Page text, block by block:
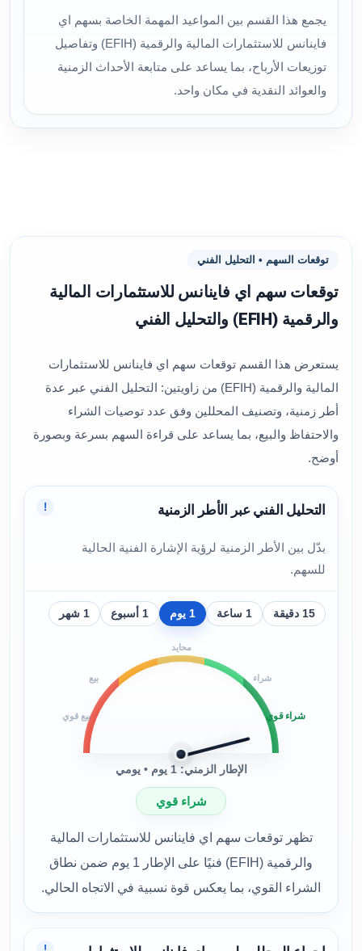
يجمع هذا القسم بين المواعيد المهمة الخاصة بسهم اي
فاينانس للاستثمارات المالية والرقمية (EFIH) وتفاصيل
توزيعات الأرباح، بما يساعد على متابعة الأحداث الزمنية
والعوائد النقدية في مكان واحد.
توقعات السهم • التحليل الفني
توقعات سهم اي فاينانس للاستثمارات المالية
والرقمية (EFIH) والتحليل الفني
يستعرض هذا القسم توقعات سهم اي فاينانس للاستثمارات
المالية والرقمية (EFIH) من زاويتين: التحليل الفني عبر عدة
أطر زمنية، وتصنيف المحللين وفق عدد توصيات الشراء
والاحتفاظ والبيع، بما يساعد على قراءة السهم بسرعة وبصورة
أوضح.
التحليل الفني عبر الأطر الزمنية
بدّل بين الأطر الزمنية لرؤية الإشارة الفنية الحالية
للسهم.
!
15 دقيقة 1 ساعة 1 يوم 1 أسبوع 1 شهر
بيع قوي
بيع
محايد
شراء
شراء قوي
الإطار الزمني: 1 يوم • يومي
شراء قوي
تظهر توقعات سهم اي فاينانس للاستثمارات المالية
والرقمية (EFIH) فنيًا على الإطار 1 يوم ضمن نطاق
الشراء القوي، بما يعكس قوة نسبية في الاتجاه الحالي.